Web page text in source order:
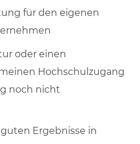
für den eigenen
oder einen
Hochschulzugang
noch nicht
Ergebnisse in